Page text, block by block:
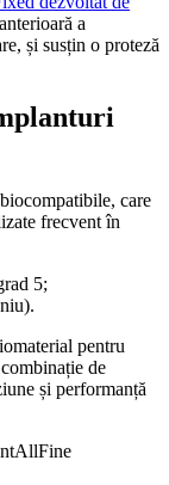
a
și susțin o proteză
care
frecvent în
5;
pentru
de
și performanță